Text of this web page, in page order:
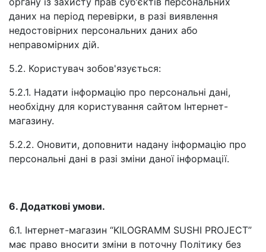
даних на період перевірки, в разі виявлення
недостовірних персональних даних або
неправомірних дій.
5.2. Користувач зобов'язується:
5.2.1. Надати інформацію про персональні дані,
необхідну для користування сайтом Інтернет-
магазину.
5.2.2. Оновити, доповнити надану інформацію про
персональні дані в разі зміни даної інформації.
6. Додаткові умови.
6.1. Інтернет-магазин “KILOGRAMM SUSHI PROJECT”
має право вносити зміни в поточну Політику без